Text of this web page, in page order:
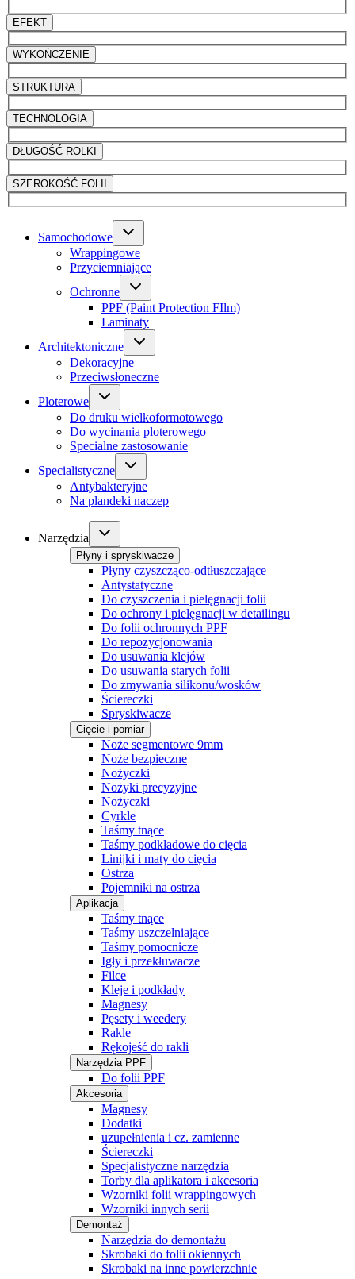
EFEKT
WYKOŃCZENIE
STRUKTURA
TECHNOLOGIA
DŁUGOŚĆ ROLKI
SZEROKOŚĆ FOLII
Samochodowe
Wrappingowe
Przyciemniające
Ochronne
PPF (Paint Protection FIlm)
Laminaty
Architektoniczne
Dekoracyjne
Przeciwsłoneczne
Ploterowe
Do druku wielkoformotowego
Do wycinania ploterowego
Specialne zastosowanie
Specialistyczne
Antybakteryjne
Na plandeki naczep
Narzędzia
Płyny i spryskiwacze
Płyny czyszcząco-odtłuszczające
Antystatyczne
Do czyszczenia i pielęgnacji folii
Do ochrony i pielęgnacji w detailingu
Do folii ochronnych PPF
Do repozycjonowania
Do usuwania klejów
Do usuwania starych folii
Do zmywania silikonu/wosków
Ściereczki
Spryskiwacze
Cięcie i pomiar
Noże segmentowe 9mm
Noże bezpieczne
Nożyczki
Nożyki precyzyjne
Nożyczki
Cyrkle
Taśmy tnące
Taśmy podkładowe do cięcia
Linijki i maty do cięcia
Ostrza
Pojemniki na ostrza
Aplikacja
Taśmy tnące
Taśmy uszczelniające
Taśmy pomocnicze
Igły i przekłuwacze
Filce
Kleje i podkłady
Magnesy
Pęsety i weedery
Rakle
Rękojeść do rakli
Narzędzia PPF
Do folii PPF
Akcesoria
Magnesy
Dodatki
uzupełnienia i cz. zamienne
Ściereczki
Specjalistyczne narzędzia
Torby dla aplikatora i akcesoria
Wzorniki folii wrappingowych
Wzorniki innych serii
Demontaż
Narzędzia do demontażu
Skrobaki do folii okiennych
Skrobaki na inne powierzchnie